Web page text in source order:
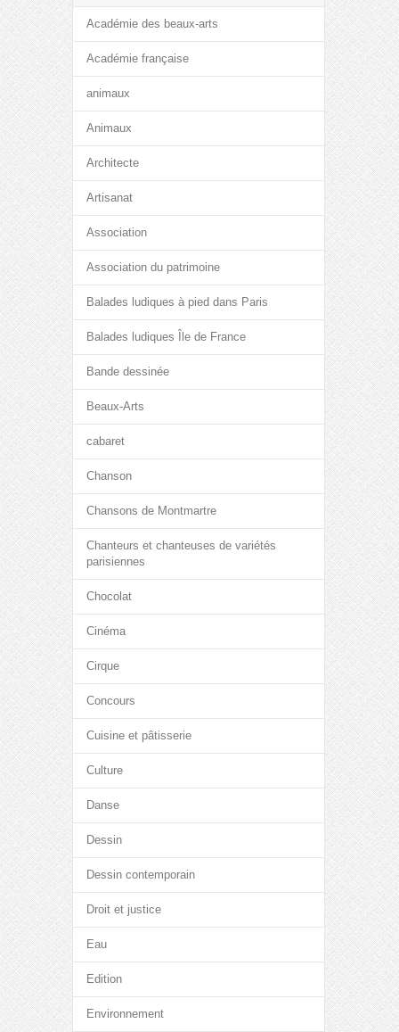
Académie des beaux-arts
Académie française
animaux
Animaux
Architecte
Artisanat
Association
Association du patrimoine
Balades ludiques à pied dans Paris
Balades ludiques Île de France
Bande dessinée
Beaux-Arts
cabaret
Chanson
Chansons de Montmartre
Chanteurs et chanteuses de variétés
parisiennes
Chocolat
Cinéma
Cirque
Concours
Cuisine et pâtisserie
Culture
Danse
Dessin
Dessin contemporain
Droit et justice
Eau
Edition
Environnement